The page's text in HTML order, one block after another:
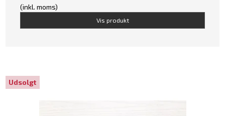
(inkl. moms)
Vis produkt
Udsolgt